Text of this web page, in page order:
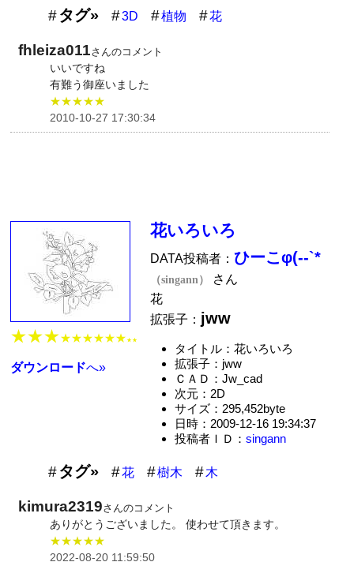
タグ» 3D 植物 花
fhleiza011さんのコメント
いいですね
有難う御座いました
★★★★★
2010-10-27 17:30:34
★★★★★★★★★ ★★
ダウンロードへ»
花いろいろ
DATA投稿者： ひーこφ(--`*
（singann）
さん
花
拡張子： jww
タイトル：花いろいろ
拡張子：jww
ＣＡＤ：Jw_cad
次元：2D
サイズ：295,452byte
日時：2009-12-16 19:34:37
投稿者ＩＤ： singann
タグ» 花 樹木 木
kimura2319さんのコメント
ありがとうございました。 使わせて頂きます。
★★★★★
2022-08-20 11:59:50